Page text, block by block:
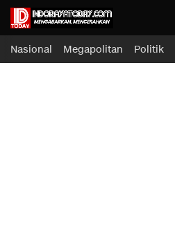
Nasional Megapolitan Politik